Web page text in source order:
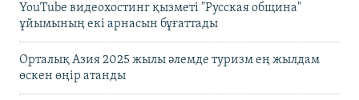
YouTube видеохостинг қызметі "Русская община"
ұйымының екі арнасын бұғаттады
Орталық Азия 2025 жылы әлемде туризм ең жылдам
өскен өңір атанды